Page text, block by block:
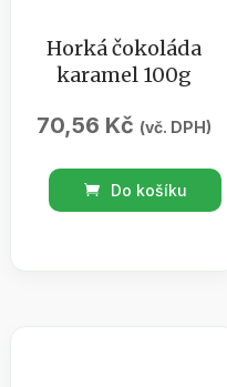
Horká čokoláda
karamel 100g
70,56 Kč (vč. DPH)
Horká
čokoláda
Do košíku